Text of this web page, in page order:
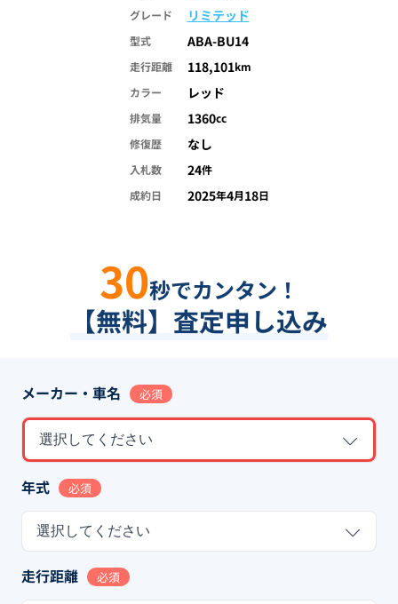
グレード
リミテッド
型式 ABA-BU14
走行距離 118,101km
カラー
レッド
排気量 1360cc
修復歴
なし
入札数 24件
成約日
2025年4月18日
30秒でカンタン！
【無料】査定申し込み
メーカー・車名 必須
選択してください
年式 必須
選択してください
走行距離 必須